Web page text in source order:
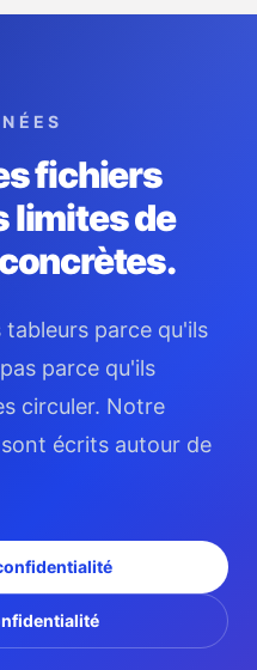
fichiers
limites de
parce qu'ils
parce qu'ils
circuler. Notre
écrits autour de